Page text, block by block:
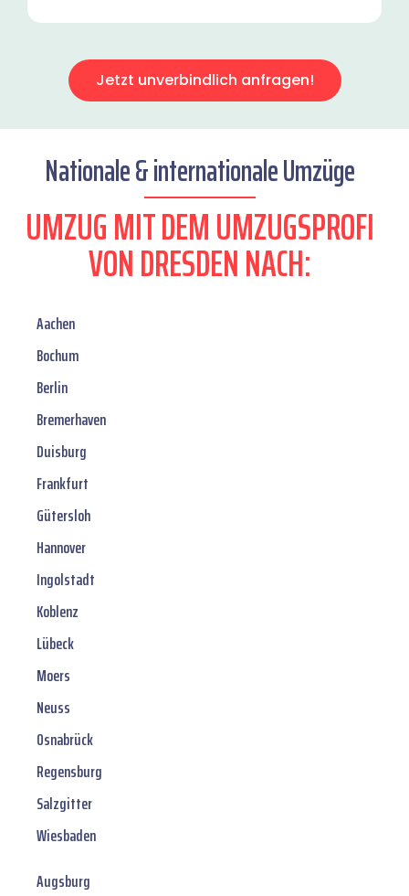
Jetzt unverbindlich anfragen!
Nationale & internationale Umzüge
UMZUG MIT DEM UMZUGSPROFI
VON DRESDEN NACH:
Aachen
Bochum
Berlin
Bremerhaven
Duisburg
Frankfurt
Gütersloh
Hannover
Ingolstadt
Koblenz
Lübeck
Moers
Neuss
Osnabrück
Regensburg
Salzgitter
Wiesbaden
Augsburg